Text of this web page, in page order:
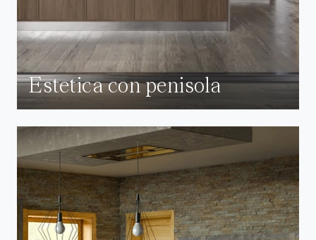
Estetica con penisola